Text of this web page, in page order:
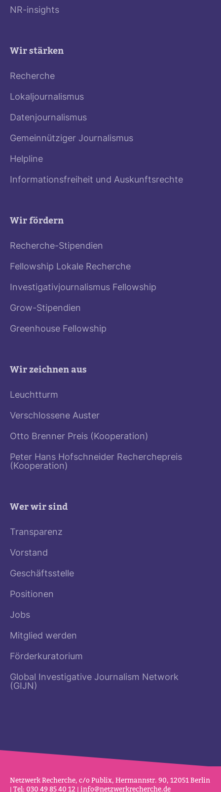
NR-insights
Wir stärken
Recherche
Lokaljournalismus
Datenjournalismus
Gemeinnütziger Journalismus
Helpline
Informationsfreiheit und Auskunftsrechte
Wir fördern
Recherche-Stipendien
Fellowship Lokale Recherche
Investigativjournalismus Fellowship
Grow-Stipendien
Greenhouse Fellowship
Wir zeichnen aus
Leuchtturm
Verschlossene Auster
Otto Brenner Preis (Kooperation)
Peter Hans Hofschneider Recherchepreis
(Kooperation)
Wer wir sind
Transparenz
Vorstand
Geschäftsstelle
Positionen
Jobs
Mitglied werden
Förderkuratorium
Global Investigative Journalism Network
(GIJN)
Netz­werk Recherche, c/o Publix, Her­mannstr. 90, 12051 Berlin
| Tel: 030 49 85 40 12 | info@netz­werk­re­cherche.de